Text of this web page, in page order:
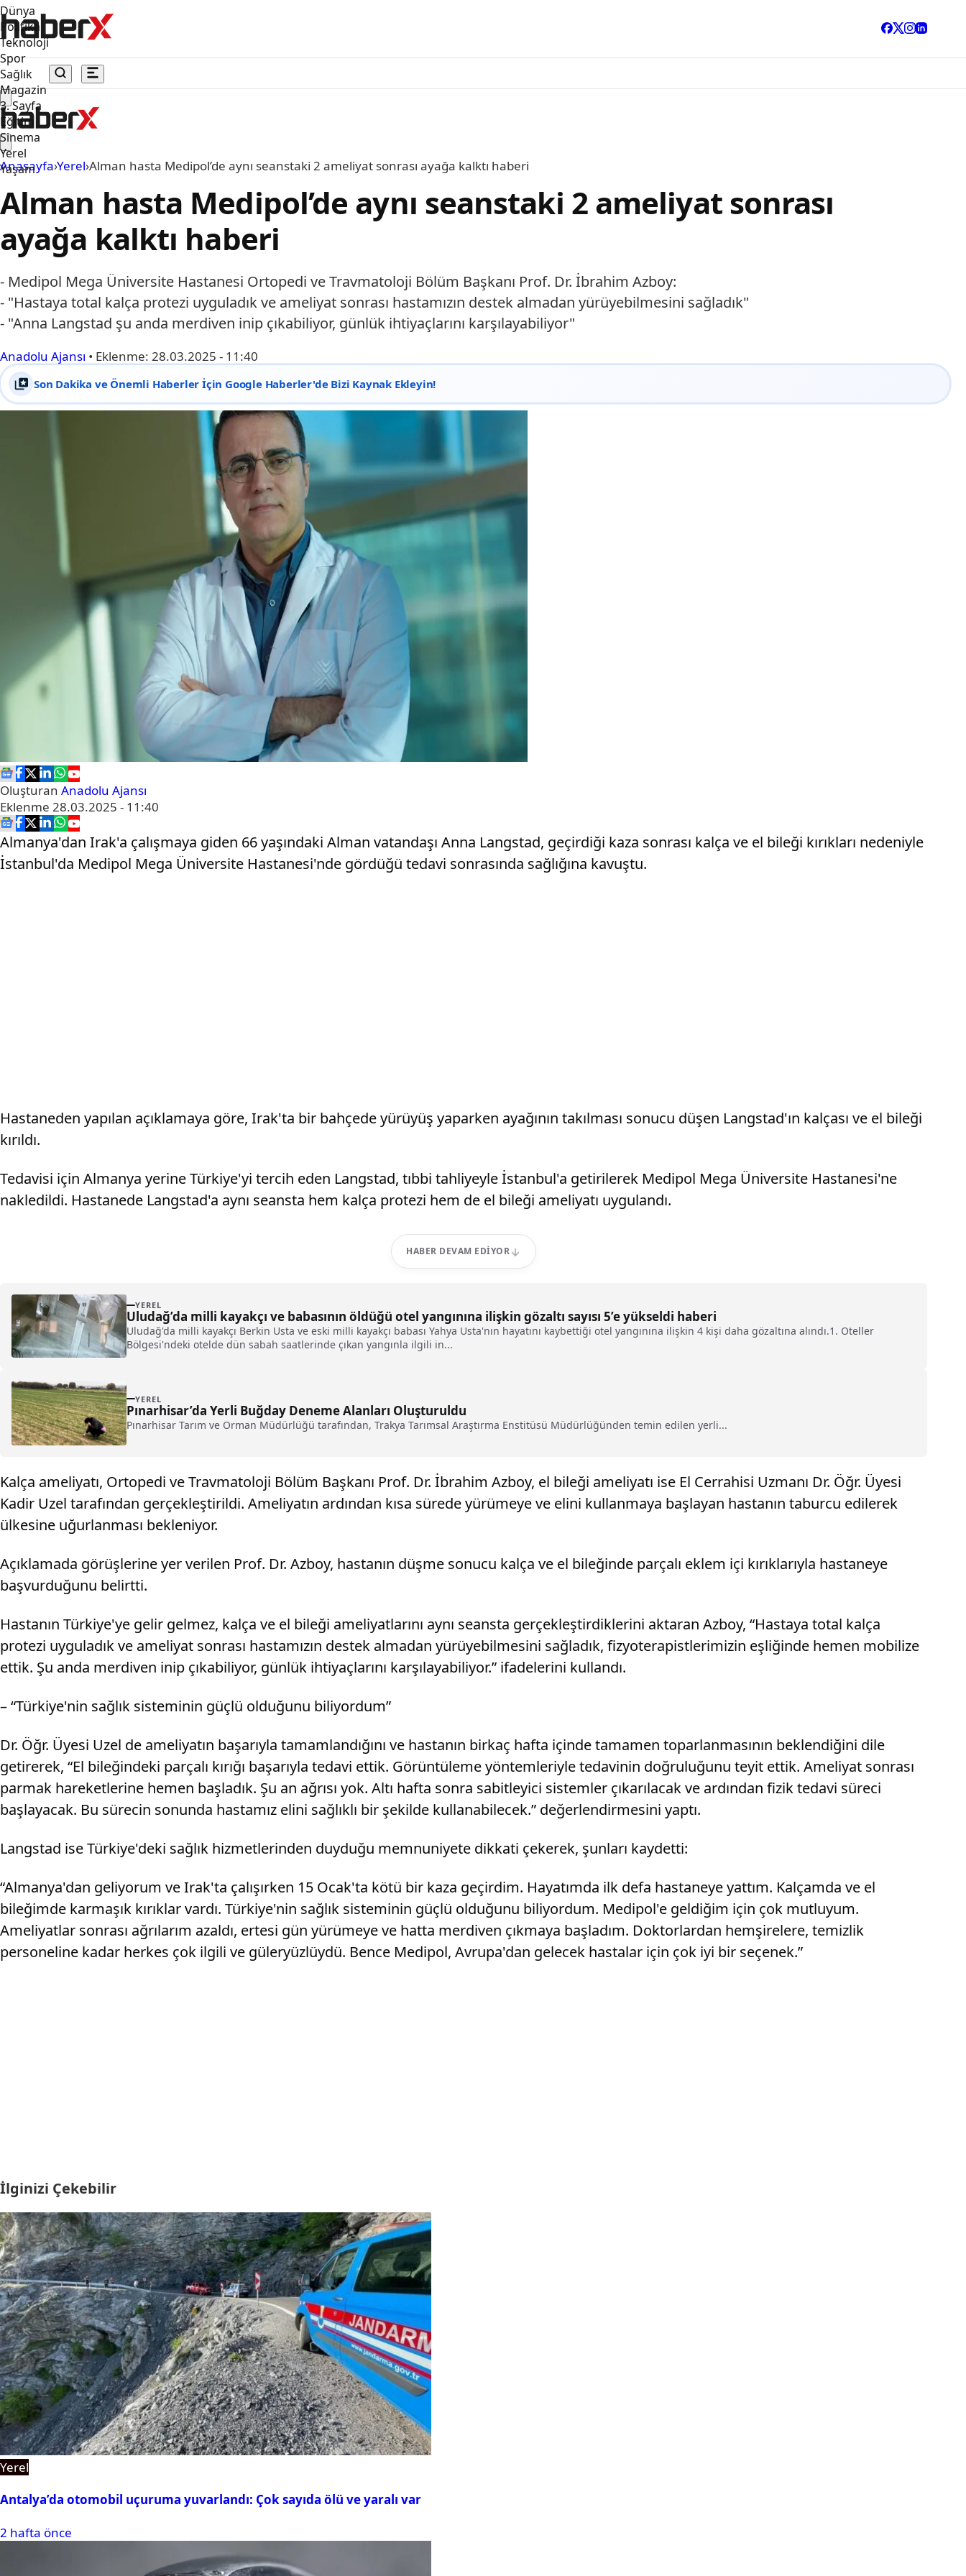
Dünya
Politika
Teknoloji
Spor
Sağlık
Magazin
3. Sayfa
Eğitim
Sinema
Yerel
Yaşam
Anasayfa›Yerel›Alman hasta Medipol’de aynı seanstaki 2 ameliyat sonrası ayağa kalktı haberi
Alman hasta Medipol’de aynı seanstaki 2 ameliyat sonrası
ayağa kalktı haberi
- Medipol Mega Üniversite Hastanesi Ortopedi ve Travmatoloji Bölüm Başkanı Prof. Dr. İbrahim Azboy:
- "Hastaya total kalça protezi uyguladık ve ameliyat sonrası hastamızın destek almadan yürüyebilmesini sağladık"
- "Anna Langstad şu anda merdiven inip çıkabiliyor, günlük ihtiyaçlarını karşılayabiliyor"
Anadolu Ajansı • Eklenme: 28.03.2025 - 11:40
Son Dakika ve Önemli Haberler İçin Google Haberler'de Bizi Kaynak Ekleyin!
Oluşturan Anadolu Ajansı
Eklenme 28.03.2025 - 11:40
Almanya'dan Irak'a çalışmaya giden 66 yaşındaki Alman vatandaşı Anna Langstad, geçirdiği kaza sonrası kalça ve el bileği kırıkları nedeniyle
İstanbul'da Medipol Mega Üniversite Hastanesi'nde gördüğü tedavi sonrasında sağlığına kavuştu.
Hastaneden yapılan açıklamaya göre, Irak'ta bir bahçede yürüyüş yaparken ayağının takılması sonucu düşen Langstad'ın kalçası ve el bileği
kırıldı.
Tedavisi için Almanya yerine Türkiye'yi tercih eden Langstad, tıbbi tahliyeyle İstanbul'a getirilerek Medipol Mega Üniversite Hastanesi'ne
nakledildi. Hastanede Langstad'a aynı seansta hem kalça protezi hem de el bileği ameliyatı uygulandı.
HABER DEVAM EDIYOR
YEREL
Uludağ’da milli kayakçı ve babasının öldüğü otel yangınına ilişkin gözaltı sayısı 5’e yükseldi haberi
Uludağ'da milli kayakçı Berkin Usta ve eski milli kayakçı babası Yahya Usta'nın hayatını kaybettiği otel yangınına ilişkin 4 kişi daha gözaltına alındı.1. Oteller
Bölgesi'ndeki otelde dün sabah saatlerinde çıkan yangınla ilgili in...
YEREL
Pınarhisar’da Yerli Buğday Deneme Alanları Oluşturuldu
Pınarhisar Tarım ve Orman Müdürlüğü tarafından, Trakya Tarımsal Araştırma Enstitüsü Müdürlüğünden temin edilen yerli...
Kalça ameliyatı, Ortopedi ve Travmatoloji Bölüm Başkanı Prof. Dr. İbrahim Azboy, el bileği ameliyatı ise El Cerrahisi Uzmanı Dr. Öğr. Üyesi
Kadir Uzel tarafından gerçekleştirildi. Ameliyatın ardından kısa sürede yürümeye ve elini kullanmaya başlayan hastanın taburcu edilerek
ülkesine uğurlanması bekleniyor.
Açıklamada görüşlerine yer verilen Prof. Dr. Azboy, hastanın düşme sonucu kalça ve el bileğinde parçalı eklem içi kırıklarıyla hastaneye
başvurduğunu belirtti.
Hastanın Türkiye'ye gelir gelmez, kalça ve el bileği ameliyatlarını aynı seansta gerçekleştirdiklerini aktaran Azboy, “Hastaya total kalça
protezi uyguladık ve ameliyat sonrası hastamızın destek almadan yürüyebilmesini sağladık, fizyoterapistlerimizin eşliğinde hemen mobilize
ettik. Şu anda merdiven inip çıkabiliyor, günlük ihtiyaçlarını karşılayabiliyor.” ifadelerini kullandı.
– “Türkiye'nin sağlık sisteminin güçlü olduğunu biliyordum”
Dr. Öğr. Üyesi Uzel de ameliyatın başarıyla tamamlandığını ve hastanın birkaç hafta içinde tamamen toparlanmasının beklendiğini dile
getirerek, “El bileğindeki parçalı kırığı başarıyla tedavi ettik. Görüntüleme yöntemleriyle tedavinin doğruluğunu teyit ettik. Ameliyat sonrası
parmak hareketlerine hemen başladık. Şu an ağrısı yok. Altı hafta sonra sabitleyici sistemler çıkarılacak ve ardından fizik tedavi süreci
başlayacak. Bu sürecin sonunda hastamız elini sağlıklı bir şekilde kullanabilecek.” değerlendirmesini yaptı.
Langstad ise Türkiye'deki sağlık hizmetlerinden duyduğu memnuniyete dikkati çekerek, şunları kaydetti:
“Almanya'dan geliyorum ve Irak'ta çalışırken 15 Ocak'ta kötü bir kaza geçirdim. Hayatımda ilk defa hastaneye yattım. Kalçamda ve el
bileğimde karmaşık kırıklar vardı. Türkiye'nin sağlık sisteminin güçlü olduğunu biliyordum. Medipol'e geldiğim için çok mutluyum.
Ameliyatlar sonrası ağrılarım azaldı, ertesi gün yürümeye ve hatta merdiven çıkmaya başladım. Doktorlardan hemşirelere, temizlik
personeline kadar herkes çok ilgili ve güleryüzlüydü. Bence Medipol, Avrupa'dan gelecek hastalar için çok iyi bir seçenek.”
İlginizi Çekebilir
Yerel
Antalya’da otomobil uçuruma yuvarlandı: Çok sayıda ölü ve yaralı var
2 hafta önce